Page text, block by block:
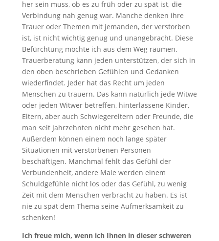
her sein muss, ob es zu früh oder zu spät ist, die
Verbindung nah genug war. Manche denken ihre
Trauer oder Themen mit jemanden, der verstorben
ist, ist nicht wichtig genug und unangebracht. Diese
Befürchtung möchte ich aus dem Weg räumen.
Trauerberatung kann jeden unterstützen, der sich in
den oben beschrieben Gefühlen und Gedanken
wiederfindet. Jeder hat das Recht um jeden
Menschen zu trauern. Das kann natürlich jede Witwe
oder jeden Witwer betreffen, hinterlassene Kinder,
Eltern, aber auch Schwiegereltern oder Freunde, die
man seit Jahrzehnten nicht mehr gesehen hat.
Außerdem können einem noch lange später
Situationen mit verstorbenen Personen
beschäftigen. Manchmal fehlt das Gefühl der
Verbundenheit, andere Male werden einem
Schuldgefühle nicht los oder das Gefühl, zu wenig
Zeit mit dem Menschen verbracht zu haben. Es ist
nie zu spät dem Thema seine Aufmerksamkeit zu
schenken!
Ich freue mich, wenn ich Ihnen in dieser schweren